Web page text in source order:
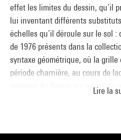
effet les limites du dessin, qu’il
lui inventant différents
échelles qu’il déroule sur le sol
de 1976 présents dans la
syntaxe géométrique, où la grille
période charnière, au cours de
pratique du dessin sur un mode
Lire la